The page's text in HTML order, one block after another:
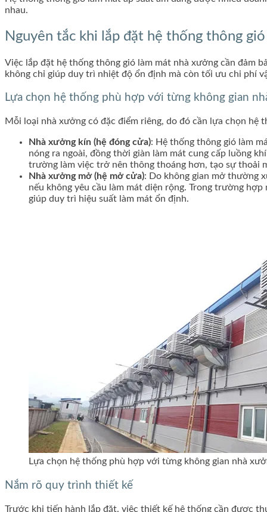
nhau.
Nguyên tắc khi lắp đặt hệ thống thông
Việc lắp đặt hệ thống thông gió làm mát nhà xưởng cần đảm
không chỉ giúp duy trì nhiệt độ ổn định mà còn tối ưu chi phí
Lựa chọn hệ thống phù hợp với từng không gian
Mỗi loại nhà xưởng có đặc điểm riêng, do đó cần lựa chọn hệ
Nhà xưởng kín (hệ đóng cửa): Hệ thống thông gió làm
nóng ra ngoài, đồng thời giàn làm mát cung cấp luồng
trường làm việc trở nên thông thoáng hơn, tạo sự thoải
Nhà xưởng mở (hệ mở cửa): Do không gian mở thường
nếu không yêu cầu làm mát diện rộng. Trong trường
giúp duy trì hiệu suất làm mát ổn định.
Lựa chọn hệ thống phù hợp với từng không gian nhà
Nắm rõ quy trình thiết kế
Trước khi tiến hành lắp đặt, việc thiết kế hệ thống cần được